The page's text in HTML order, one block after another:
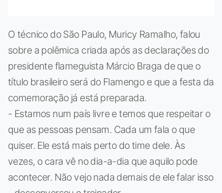
O técnico do São Paulo, Muricy Ramalho, falou
sobre a polêmica criada após as declarações do
presidente flameguista Márcio Braga de que o
título brasileiro será do Flamengo e que a festa da
comemoração já está preparada.
- Estamos num país livre e temos que respeitar o
que as pessoas pensam. Cada um fala o que
quiser. Ele está mais perto do time dele. Às
vezes, o cara vê no dia-a-dia que aquilo pode
acontecer. Não vejo nada demais de ele falar isso